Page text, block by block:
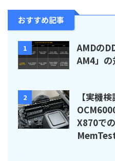
おすすめ記事
1
AMDの
AM4」
2
【実機
X870で